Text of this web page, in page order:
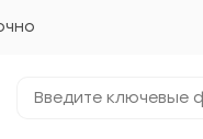
ключевые